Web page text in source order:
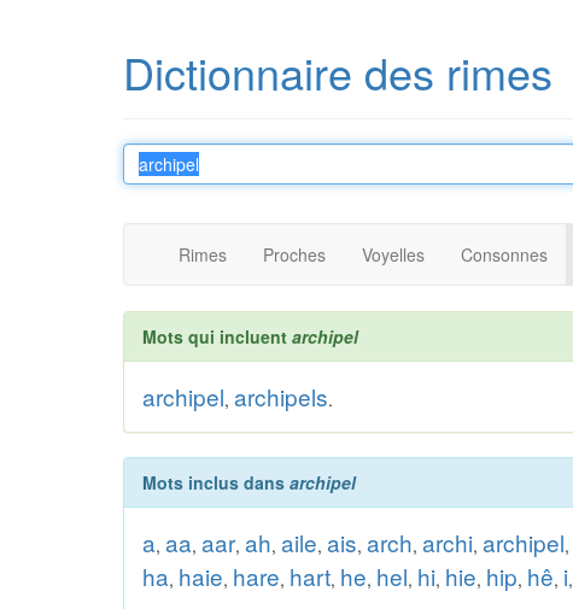
Dictionnaire des rimes
Rimes Proches Voyelles Consonnes
Mots qui incluent archipel
archipel, archipels.
Mots inclus dans archipel
a, aa, aar, ah, aile, ais, arch, archi, archipel,
ha, haie, hare, hart, he, hel, hi, hie, hip, hê, i,